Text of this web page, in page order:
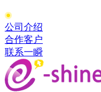
公司介绍
合作客户
联系一瞬